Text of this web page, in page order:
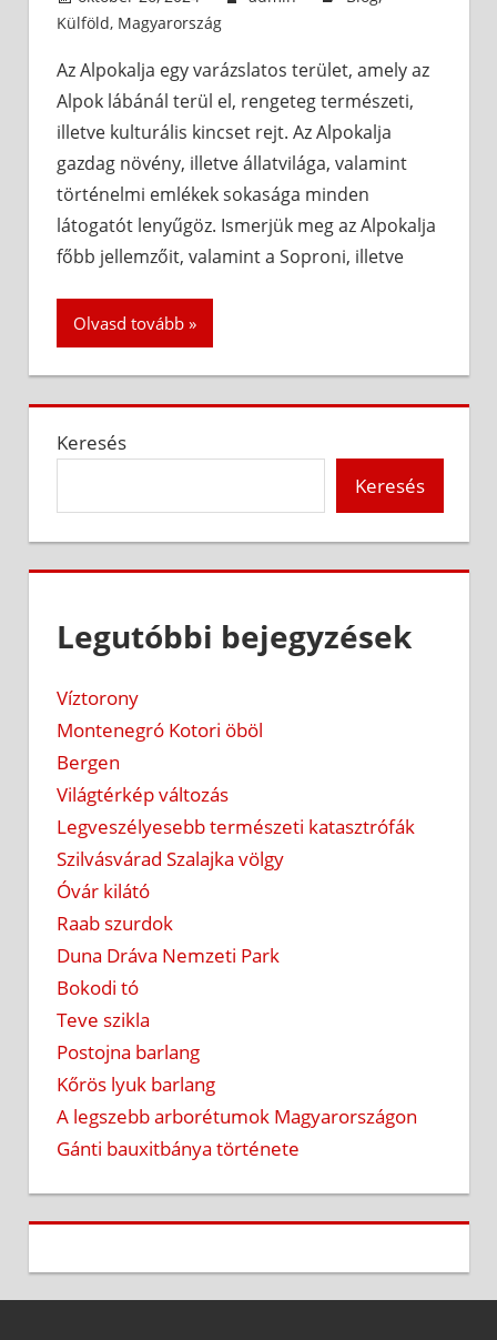
Külföld, Magyarország
Az Alpokalja egy varázslatos terület, amely az
Alpok lábánál terül el, rengeteg természeti,
illetve kulturális kincset rejt. Az Alpokalja
gazdag növény, illetve állatvilága, valamint
történelmi emlékek sokasága minden
látogatót lenyűgöz. Ismerjük meg az Alpokalja
főbb jellemzőit, valamint a Soproni, illetve
Olvasd tovább
Keresés
Keresés
Legutóbbi bejegyzések
Víztorony
Montenegró Kotori öböl
Bergen
Világtérkép változás
Legveszélyesebb természeti katasztrófák
Szilvásvárad Szalajka völgy
Óvár kilátó
Raab szurdok
Duna Dráva Nemzeti Park
Bokodi tó
Teve szikla
Postojna barlang
Kőrös lyuk barlang
A legszebb arborétumok Magyarországon
Gánti bauxitbánya története